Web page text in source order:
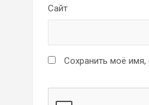
Сайт
Сохранить моё